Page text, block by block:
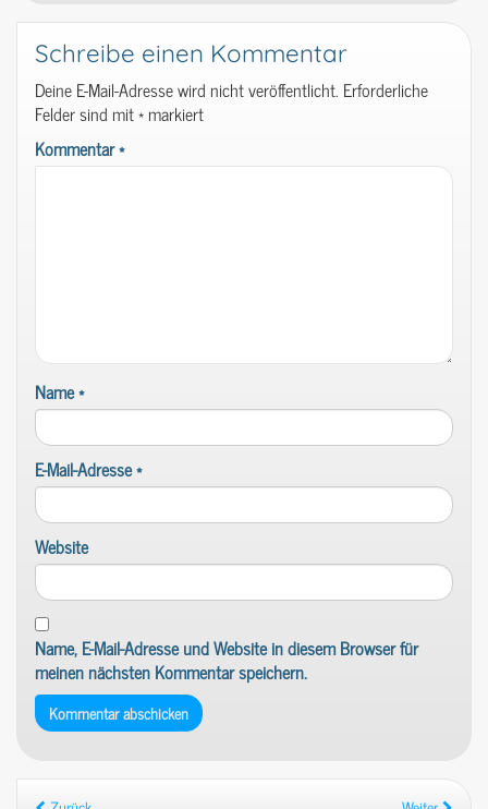
Schreibe einen Kommentar
Deine E-Mail-Adresse wird nicht veröffentlicht. Erforderliche
Felder sind mit*markiert
Kommentar*
Name*
E-Mail-Adresse*
Website
Name, E-Mail-Adresse und Website in diesem Browser für
meinen nächsten Kommentar speichern.